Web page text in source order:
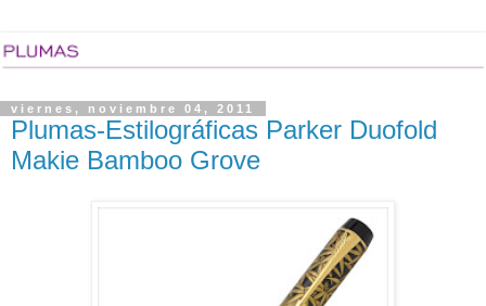
viernes, noviembre 04, 2011
Plumas-Estilográficas Parker Duofold
Makie Bamboo Grove